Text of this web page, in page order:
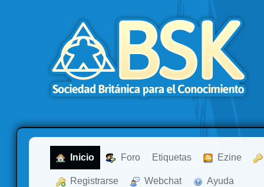
Inicio Foro Etiquetas Ezine
Registrarse Webchat Ayuda